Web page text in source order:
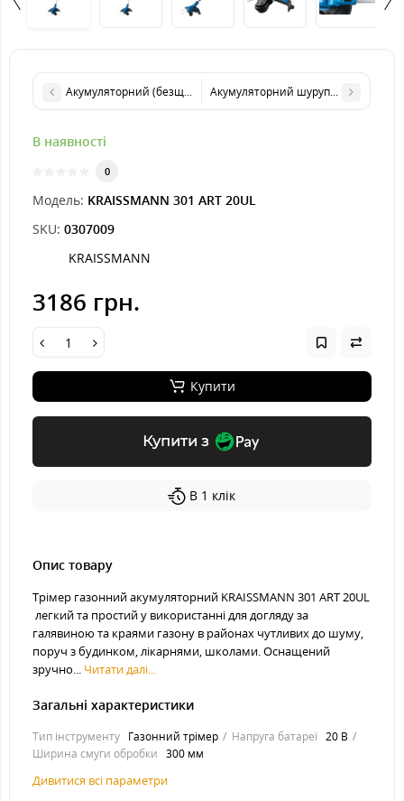
Акумуляторний (безщітковий) шурупокрут KRAISSMANN 132
Акумуляторний шурупокрут
В наявності
0
Модель: KRAISSMANN 301 ART 20UL
SKU: 0307009
KRAISSMANN
3186 грн.
Купити
Купити з
В 1 клік
Опис товару
Трімер газонний акумуляторний KRAISSMANN 301 ART 20UL​​​​
легкий та простий у використанні для догляду за
галявиною та краями газону в районах чутливих до шуму,
поруч з будинком, лікарнями, школами. Оснащений
зручно... Читати далі...
Загальні характеристики
Тип інструменту Газонний трімер Напруга батареї 20 В
Ширина смуги обробки 300 мм
Дивитися всі параметри